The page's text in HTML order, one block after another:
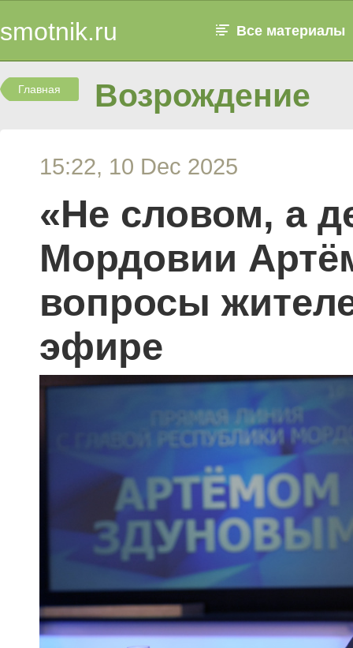
smotnik.ru Все материалы
Главная Возрождение
15:22, 10 Dec 2025
«Не словом, а
Мордовии
вопросы
эфире